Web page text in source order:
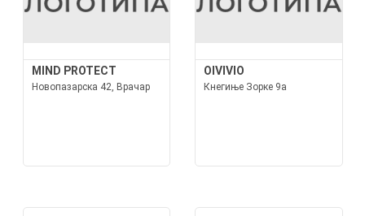
MIND PROTECT
Новопазарска 42, Врачар
OIVIVIO
Кнегиње Зорке 9а